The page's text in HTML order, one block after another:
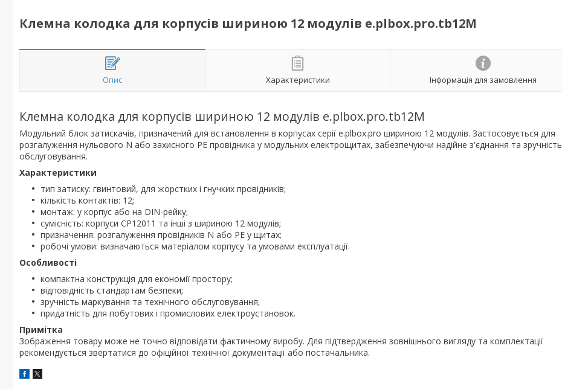
Клемна колодка для корпусів шириною 12 модулів e.plbox.pro.tb12M
Опис Характеристики Інформація для замовлення
Клемна колодка для корпусів шириною 12 модулів e.plbox.pro.tb12M
Модульний блок затискачів, призначений для встановлення в корпусах серії e.plbox.pro шириною 12 модулів. Застосовується для
розгалуження нульового N або захисного PE провідника у модульних електрощитах, забезпечуючи надійне з'єднання та зручність
обслуговування.
Характеристики
тип затиску: гвинтовий, для жорстких і гнучких провідників;
кількість контактів: 12;
монтаж: у корпус або на DIN-рейку;
сумісність: корпуси CP12011 та інші з шириною 12 модулів;
призначення: розгалуження провідників N або PE у щитах;
робочі умови: визначаються матеріалом корпусу та умовами експлуатації.
Особливості
компактна конструкція для економії простору;
відповідність стандартам безпеки;
зручність маркування та технічного обслуговування;
придатність для побутових і промислових електроустановок.
Примітка
Зображення товару може не точно відповідати фактичному виробу. Для підтвердження зовнішнього вигляду та комплектації
рекомендується звертатися до офіційної технічної документації або постачальника.